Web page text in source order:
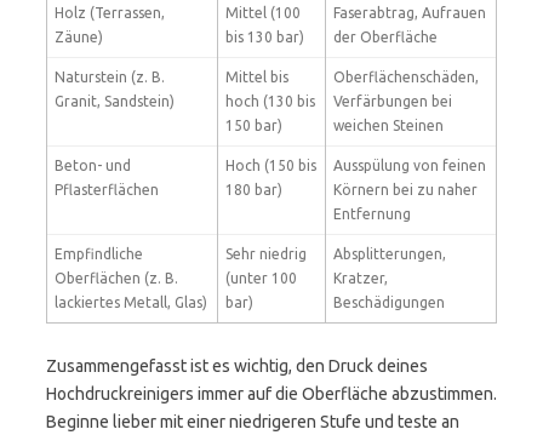
Holz (Terrassen,
Zäune)
Mittel (100
bis 130 bar)
Faserabtrag, Aufrauen
der Oberfläche
Naturstein (z. B.
Granit, Sandstein)
Mittel bis
hoch (130 bis
150 bar)
Oberflächenschäden,
Verfärbungen bei
weichen Steinen
Beton- und
Pflasterflächen
Hoch (150 bis
180 bar)
Ausspülung von feinen
Körnern bei zu naher
Entfernung
Empfindliche
Oberflächen (z. B.
lackiertes Metall, Glas)
Sehr niedrig
(unter 100
bar)
Absplitterungen,
Kratzer,
Beschädigungen
Zusammengefasst ist es wichtig, den Druck deines
Hochdruckreinigers immer auf die Oberfläche abzustimmen.
Beginne lieber mit einer niedrigeren Stufe und teste an